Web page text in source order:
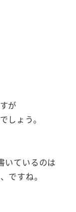
が
しょう。
いているのは
ですね。